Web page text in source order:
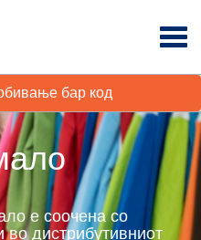
бар код
е соочена со
во дистрибутивниот